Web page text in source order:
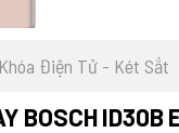
Điện Tử - Két Sắt
BOSCH ID30B